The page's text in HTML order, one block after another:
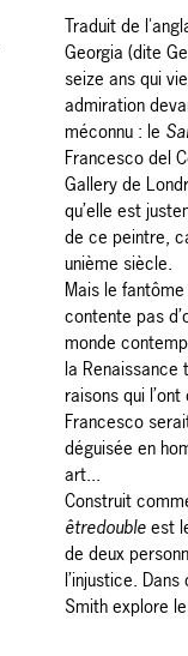
Traduit de
Georgia (dite
seize ans qui
admiration
méconnu : le
Francesco del
Gallery de
qu’elle est
de ce peintre,
unième siècle.
Mais le
contente pas
monde
la
raisons qui
Francesco
déguisée en
art...
Construit
êtredoubleest
de deux
l’injustice.
Smith explore